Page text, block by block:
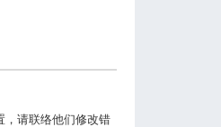
，请联络他们修改错